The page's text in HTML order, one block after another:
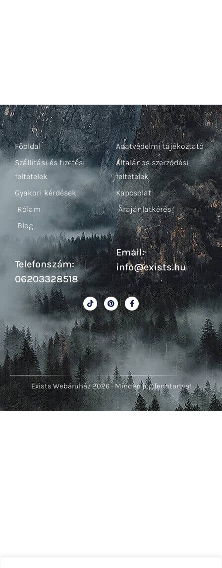
Főoldal
Szállítási és fizetési
feltételek
Gyakori kérdések
Rólam
Blog
Telefonszám:
06203328518
Adatvédelmi tájékoztató
Általános szerződési
feltételek
Kapcsolat
Árajánlatkérés
Email:
info@exists.hu
Exists Webáruház 2026 - Minden jog fenntartva!